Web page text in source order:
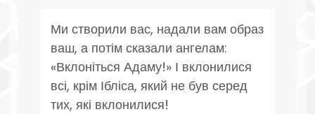
Ми створили вас, надали вам образ
ваш, а потім сказали ангелам:
«Вклоніться Адаму!» І вклонилися
всі, крім Ібліса, який не був серед
тих, які вклонилися!